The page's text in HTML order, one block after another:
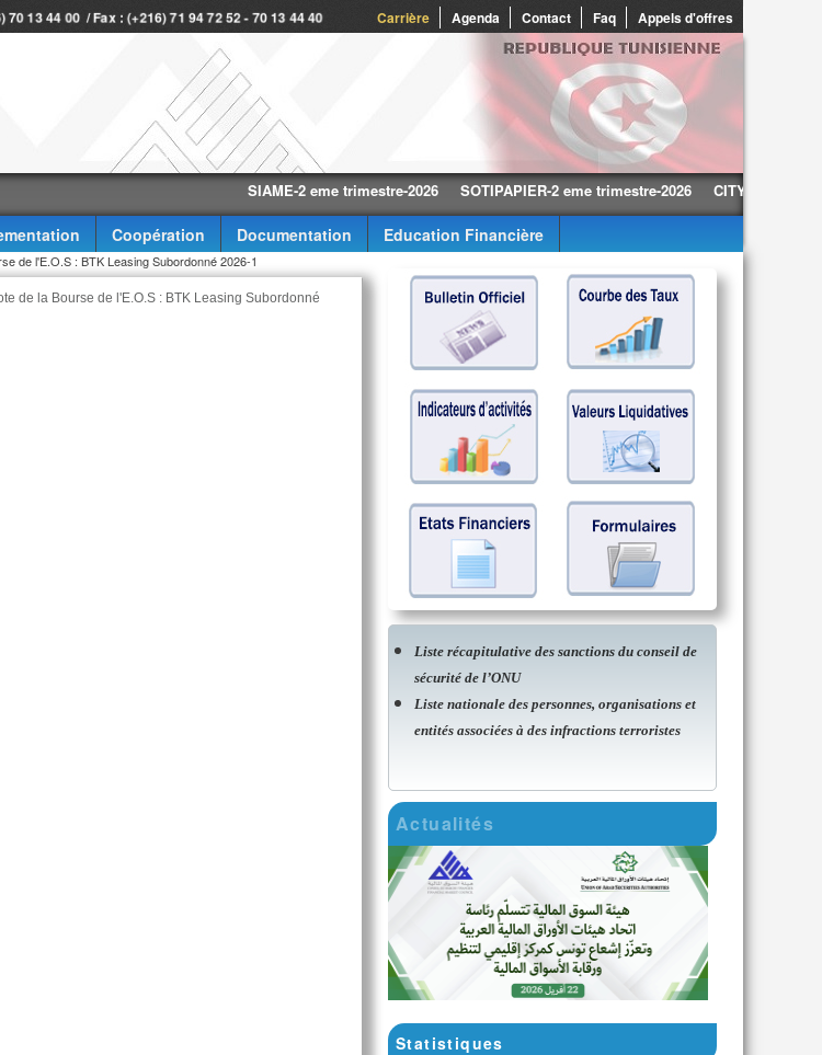
Carrière Agenda Contact Faq Appels d'offres
13 44 00 / Fax : (+216) 71 94 72 52 - 70 13 44 40
SIAME-2 eme trimestre-2026 SOTIPAPIER-2 eme trimestre-2026 CITY CARS-2 eme
Coopération Documentation
Education Financière
de l'E.O.S : BTK Leasing Subordonné 2026-1
de la Bourse de l'E.O.S : BTK Leasing Subordonné
Liste récapitulative des sanctions du conseil de
sécurité de l’ONU
Liste nationale des personnes, organisations et
entités associées à des infractions terroristes
Actualités
Statistiques